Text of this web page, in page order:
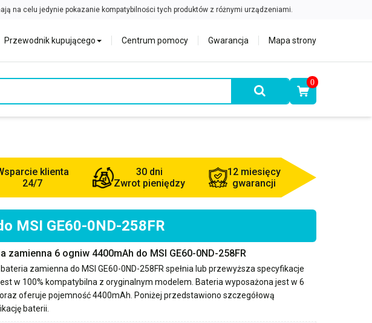
Przewodnik kupującego Centrum pomocy Gwarancja Mapa strony
0
klienta
24/7
30 dni
Zwrot pieniędzy
12 miesięcy
gwarancji
MSI GE60-0ND-258FR
zamienna 6 ogniw 4400mAh do MSI GE60-0ND-258FR
bateria zamienna do MSI GE60-0ND-258FR spełnia lub przewyższa specyfikacje
w 100% kompatybilna z oryginalnym modelem. Bateria wyposażona jest w 6
oraz oferuje pojemność4400mAh . Poniżej przedstawiono szczegółową
baterii.